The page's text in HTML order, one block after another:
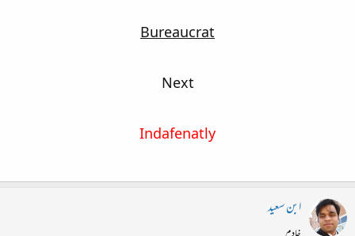
Bureaucrat
Next
Indafenatly
ابن سعید